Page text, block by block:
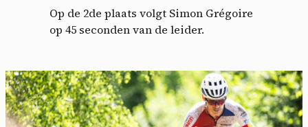
Op de 2de plaats volgt Simon Grégoire
op 45 seconden van de leider.